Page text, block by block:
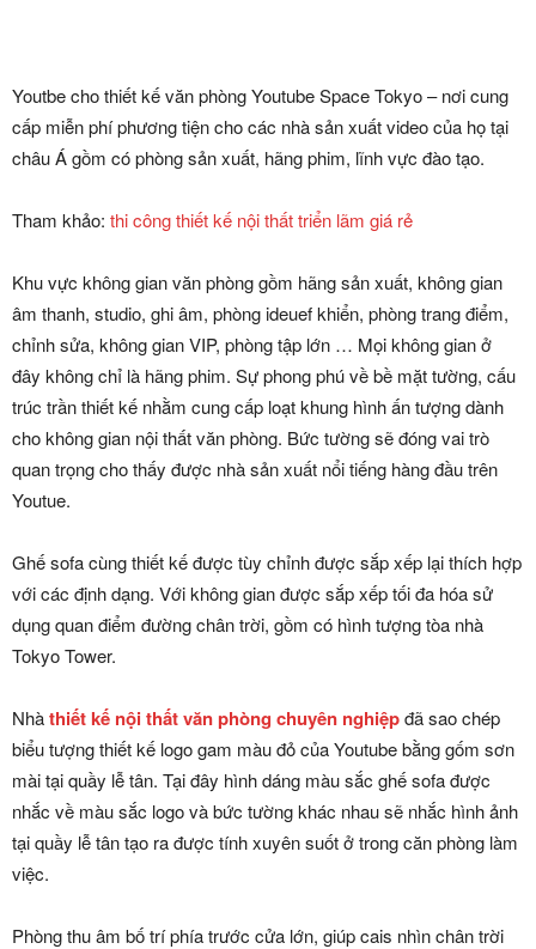
Youtbe cho thiết kế văn phòng Youtube Space Tokyo – nơi cung
cấp miễn phí phương tiện cho các nhà sản xuất video của họ tại
châu Á gồm có phòng sản xuất, hãng phim, lĩnh vực đào tạo.
Tham khảo: thi công thiết kế nội thất triển lãm giá rẻ
Khu vực không gian văn phòng gồm hãng sản xuất, không gian
âm thanh, studio, ghi âm, phòng ideuef khiển, phòng trang điểm,
chỉnh sửa, không gian VIP, phòng tập lớn … Mọi không gian ở
đây không chỉ là hãng phim. Sự phong phú về bề mặt tường, cấu
trúc trần thiết kế nhằm cung cấp loạt khung hình ấn tượng dành
cho không gian nội thất văn phòng. Bức tường sẽ đóng vai trò
quan trọng cho thấy được nhà sản xuất nổi tiếng hàng đầu trên
Youtue.
Ghế sofa cùng thiết kế được tùy chỉnh được sắp xếp lại thích hợp
với các định dạng. Với không gian được sắp xếp tối đa hóa sử
dụng quan điểm đường chân trời, gồm có hình tượng tòa nhà
Tokyo Tower.
Nhàthiết kế nội thất văn phòng chuyên nghiệpđã sao chép
biểu tượng thiết kế logo gam màu đỏ của Youtube bằng gốm sơn
mài tại quầy lễ tân. Tại đây hình dáng màu sắc ghế sofa được
nhắc về màu sắc logo và bức tường khác nhau sẽ nhắc hình ảnh
tại quầy lễ tân tạo ra được tính xuyên suốt ở trong căn phòng làm
việc.
Phòng thu âm bố trí phía trước cửa lớn, giúp cais nhìn chân trời